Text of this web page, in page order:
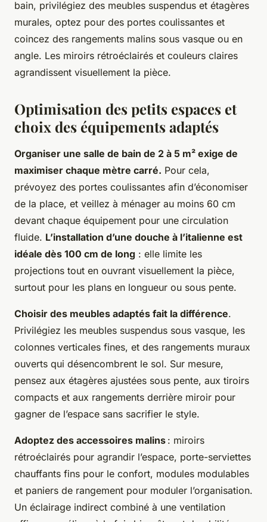
bain, privilégiez des meubles suspendus et étagères
murales, optez pour des portes coulissantes et
coincez des rangements malins sous vasque ou en
angle. Les miroirs rétroéclairés et couleurs claires
agrandissent visuellement la pièce.
Optimisation des petits espaces et
choix des équipements adaptés
Organiser une salle de bain de 2 à 5 m² exige de
maximiser chaque mètre carré. Pour cela,
prévoyez des portes coulissantes afin d’économiser
de la place, et veillez à ménager au moins 60 cm
devant chaque équipement pour une circulation
fluide. L’installation d’une douche à l’italienne est
idéale dès 100 cm de long : elle limite les
projections tout en ouvrant visuellement la pièce,
surtout pour les plans en longueur ou sous pente.
Choisir des meubles adaptés fait la différence.
Privilégiez les meubles suspendus sous vasque, les
colonnes verticales fines, et des rangements muraux
ouverts qui désencombrent le sol. Sur mesure,
pensez aux étagères ajustées sous pente, aux tiroirs
compacts et aux rangements derrière miroir pour
gagner de l’espace sans sacrifier le style.
Adoptez des accessoires malins : miroirs
rétroéclairés pour agrandir l’espace, porte-serviettes
chauffants fins pour le confort, modules modulables
et paniers de rangement pour moduler l’organisation.
Un éclairage indirect combiné à une ventilation